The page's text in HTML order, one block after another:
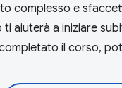
complesso e
aiuterà a iniziare
il corso,